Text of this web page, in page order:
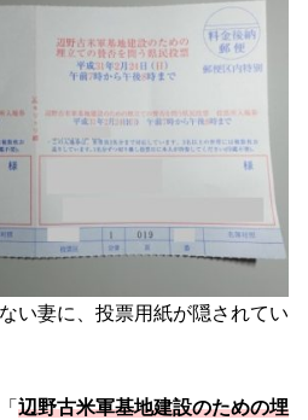
い妻に、投票用紙が隠されてい
辺野古米軍基地建設のための埋